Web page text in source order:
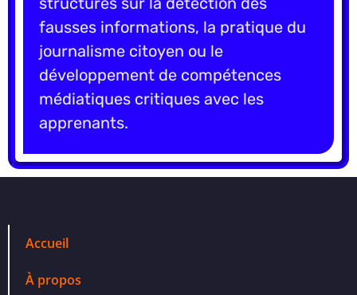
fausses informations, la pratique du
journalisme citoyen ou le
développement de compétences
médiatiques critiques avec les
apprenants.
Accueil
À propos